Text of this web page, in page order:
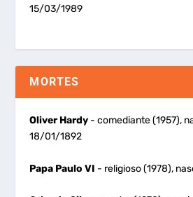
15/03/1989
MORTES
Oliver Hardy - comediante (1957),
18/01/1892
Papa Paulo VI - religioso (1978),